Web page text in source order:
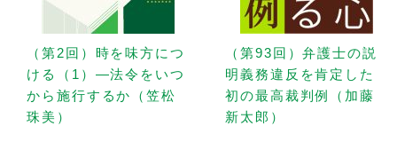
（第2回）時を味方につ
ける（1）—法令をいつ
から施行するか（笠松
珠美）
（第93回）弁護士の説
明義務違反を肯定した
初の最高裁判例（加藤
新太郎）